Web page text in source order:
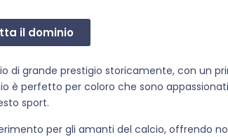
il dominio
di grande prestigio storicamente, con un
è perfetto per coloro che sono
sport.
per gli amanti del calcio, offrendo